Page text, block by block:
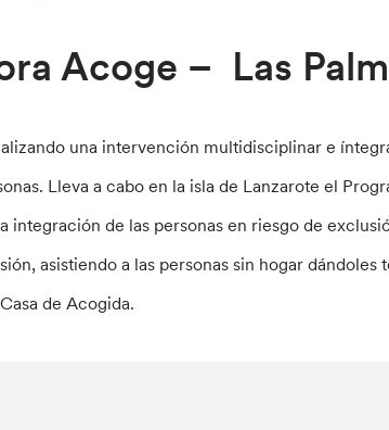
Acoge – Las
una intervención multidisciplinar e
Lleva a cabo en la isla de Lanzarote el
integración de las personas en riesgo de
asistiendo a las personas sin hogar dándoles
de Acogida.